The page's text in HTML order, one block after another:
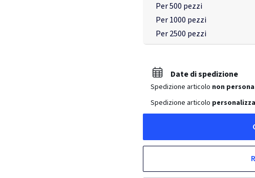
Per 500 pezzi
Per 1000 pezzi
Per 2500 pezzi
Date di spedizione
Spedizione articolo non
Spedizione articolo